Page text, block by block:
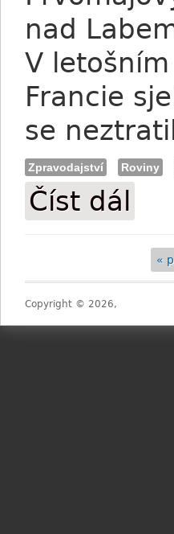
nad
V
Francie
se
Zpravodajství Roviny
Číst dál
«
Copyright © 2026,